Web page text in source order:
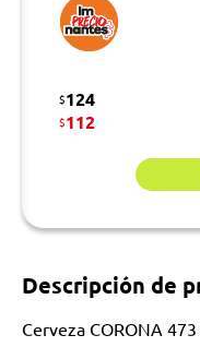
$124
$112
Descripción de
Cerveza CORONA